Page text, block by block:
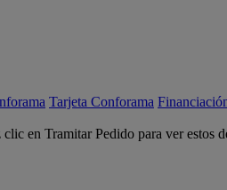
Tarjeta Conforama
en Tramitar Pedido para ver estos